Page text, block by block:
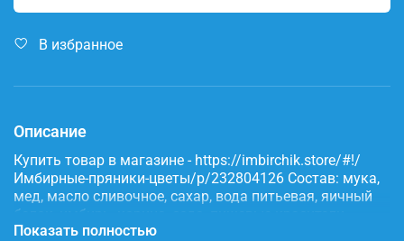
В избранное
Описание
Купить товар в магазине - https://imbirchik.store/#!/
Имбирные-пряники-цветы/p/232804126 Состав: мука,
мед, масло сливочное, сахар, вода питьевая, яичный
белок, имбирь, корица, сода, пищевые красители.
Показать полностью